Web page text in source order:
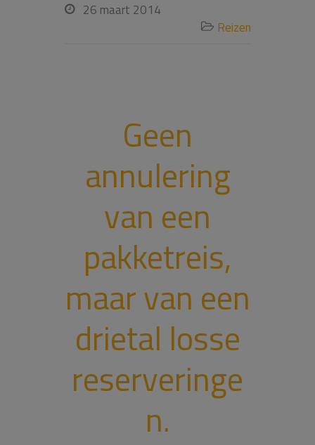
 26 maart 2014
 Reizen
Geen
annulering
van een
pakketreis,
maar van een
drietal losse
reserveringe
n.